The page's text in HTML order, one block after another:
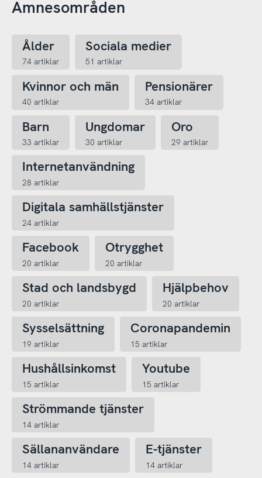
Ämnesområden
Ålder
74 artiklar
Sociala medier
51 artiklar
Kvinnor och män
40 artiklar
Pensionärer
34 artiklar
Barn
33 artiklar
Ungdomar
30 artiklar
Oro
29 artiklar
Internetanvändning
28 artiklar
Digitala samhällstjänster
24 artiklar
Facebook
20 artiklar
Otrygghet
20 artiklar
Stad och landsbygd
20 artiklar
Hjälpbehov
20 artiklar
Sysselsättning
19 artiklar
Coronapandemin
15 artiklar
Hushållsinkomst
15 artiklar
Youtube
15 artiklar
Strömmande tjänster
14 artiklar
Sällananvändare
14 artiklar
E-tjänster
14 artiklar